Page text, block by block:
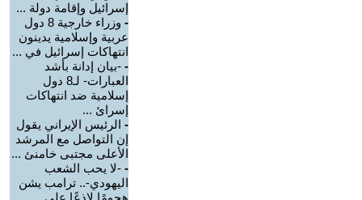
إسرائيل وإقامة دولة ...
-
وزراء خارجية 8 دول
عربية وإسلامية يدينون
انتهاكات إسرائيل في ...
- -بيان إدانة بأشد
العبارات- لـ8 دول
إسلامية ضد انتهاكات
إسرائ ...
- الرئيس الإيراني يقول
إن التواصل مع المرشد
الأعلى مجتبى خامنئ ...
- -لا يحب الشعب
اليهودي-.. ترامب يشن
هجومًا لاذعًا على